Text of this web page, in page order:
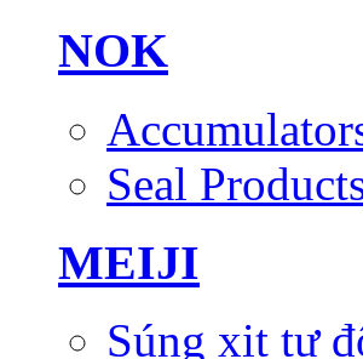
NOK
Seal
MEIJI
Súng xịt tự